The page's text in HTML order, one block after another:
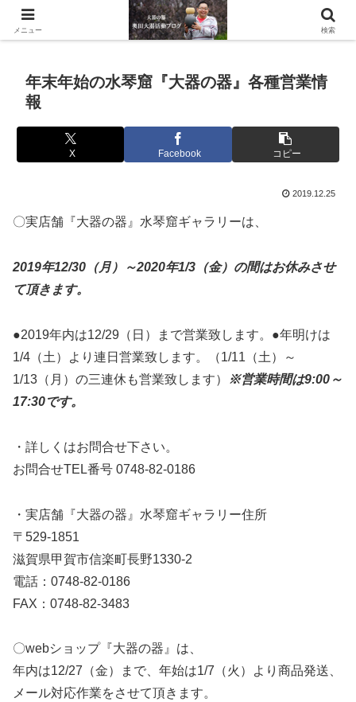
滋賀県の信楽で水琴窟や水鉢などの陶器を作っています。
年末年始の水琴窟『大器の器』各種営業情
報
X Facebook コピー
2019.12.25
〇実店舗『大器の器』水琴窟ギャラリーは、
2019年12/30（月）～2020年1/3（金）の間はお休みさせ
て頂きます。
●2019年内は12/29（日）まで営業致します。●年明けは
1/4（土）より連日営業致します。（1/11（土）～
1/13（月）の三連休も営業致します）
※営業時間は9:00～
17:30です。
・詳しくはお問合せ下さい。
お問合せTEL番号 0748-82-0186
・実店舗『大器の器』水琴窟ギャラリー住所
〒529-1851
滋賀県甲賀市信楽町長野1330-2
電話：0748-82-0186
FAX：0748-82-3483
〇webショップ『大器の器』は、
年内は12/27（金）まで、年始は1/7（火）より商品発送、
メール対応作業をさせて頂きます。
メニュー 検索